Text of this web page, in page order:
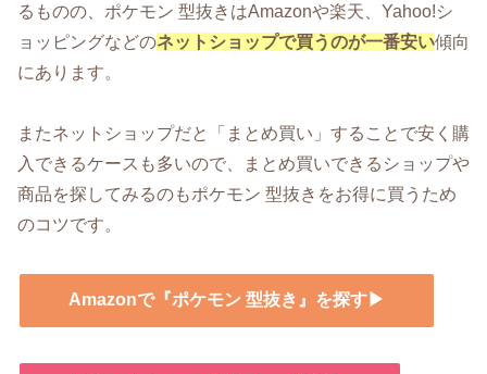
るものの、ポケモン 型抜きはAmazonや楽天、Yahoo!シ
ョッピングなどのネットショップで買うのが一番安い傾向
にあります。
またネットショップだと「まとめ買い」することで安く購
入できるケースも多いので、まとめ買いできるショップや
商品を探してみるのもポケモン 型抜きをお得に買うため
のコツです。
Amazonで『ポケモン 型抜き』を探す▶